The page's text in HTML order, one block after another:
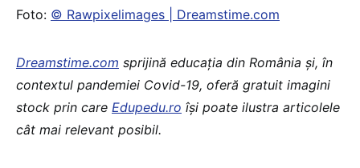
Foto: © Rawpixelimages | Dreamstime.com
Dreamstime.com sprijină educaţia din România şi, în
contextul pandemiei Covid-19, oferă gratuit imagini
stock prin care Edupedu.ro îşi poate ilustra articolele
cât mai relevant posibil.